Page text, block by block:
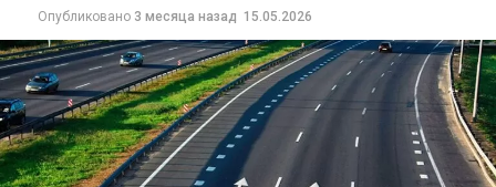
Опубликовано 3 месяца назад 15.05.2026